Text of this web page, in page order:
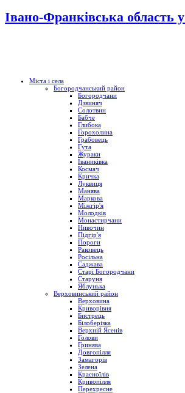
Івано-Франківська область
Міста і села
Богородчанський район
Богородчани
Дзвиняч
Солотвин
Бабче
Глибока
Горохолина
Грабовець
Гута
Жураки
Іваниківка
Космач
Кричка
Луквиця
Манява
Маркова
Міжгір'я
Молодків
Монастирчани
Нивочин
Підгір'я
Пороги
Раковець
Росільна
Саджава
Старі Богородчани
Старуня
Яблунька
Верховинський район
Верховина
Криворівня
Бистрець
Білоберізка
Верхній Ясенів
Голови
Гринява
Довгопілля
Замагорів
Зелена
Красноїлів
Кривопілля
Перехресне